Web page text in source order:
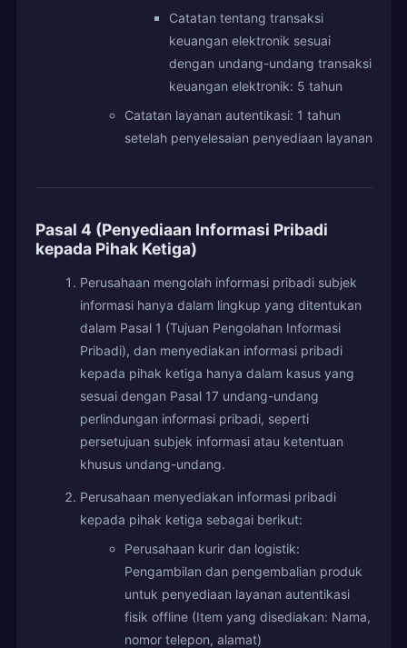
Catatan tentang transaksi
keuangan elektronik sesuai
dengan undang-undang transaksi
keuangan elektronik: 5 tahun
Catatan layanan autentikasi: 1 tahun
setelah penyelesaian penyediaan layanan
Pasal 4 (Penyediaan Informasi Pribadi
kepada Pihak Ketiga)
Perusahaan mengolah informasi pribadi subjek
informasi hanya dalam lingkup yang ditentukan
dalam Pasal 1 (Tujuan Pengolahan Informasi
Pribadi), dan menyediakan informasi pribadi
kepada pihak ketiga hanya dalam kasus yang
sesuai dengan Pasal 17 undang-undang
perlindungan informasi pribadi, seperti
persetujuan subjek informasi atau ketentuan
khusus undang-undang.
Perusahaan menyediakan informasi pribadi
kepada pihak ketiga sebagai berikut:
Perusahaan kurir dan logistik:
Pengambilan dan pengembalian produk
untuk penyediaan layanan autentikasi
fisik offline (Item yang disediakan: Nama,
nomor telepon, alamat)